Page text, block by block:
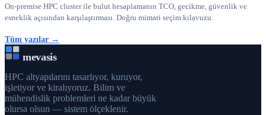
On-premise HPC cluster ile bulut hesaplamanın TCO, gecikme, güvenlik ve
esneklik açısından karşılaştırması. Doğru mimari seçim kılavuzu.
Tüm yazılar →
mevasis
HPC altyapılarını tasarlıyor, kuruyor,
işletiyor ve kiralıyoruz. Bilim ve
mühendislik problemleri ne kadar büyük
olursa olsun — sistem ölçeklenir.